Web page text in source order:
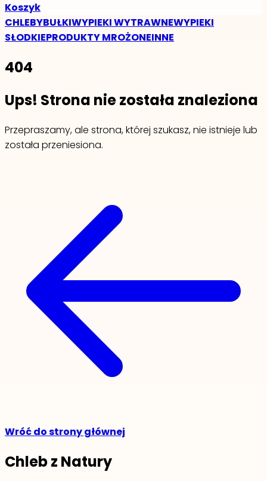
Koszyk
CHLEBYBUŁKIWYPIEKI WYTRAWNEWYPIEKI
SŁODKIEPRODUKTY MROŻONEINNE
404
Ups! Strona nie została znaleziona
Przepraszamy, ale strona, której szukasz, nie istnieje lub
została przeniesiona.
Wróć do strony głównej
Chleb z Natury